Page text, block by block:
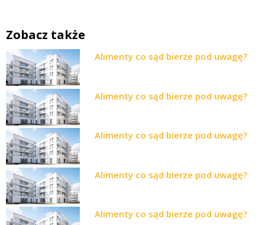
Zobacz także
Alimenty co sąd bierze pod uwagę?
Alimenty co sąd bierze pod uwagę?
Alimenty co sąd bierze pod uwagę?
Alimenty co sąd bierze pod uwagę?
Alimenty co sąd bierze pod uwagę?